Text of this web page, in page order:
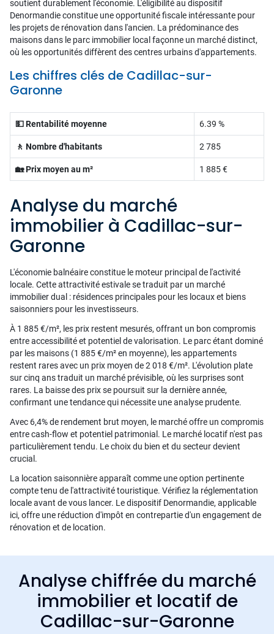
soutient durablement l'économie. L'éligibilité au dispositif
Denormandie constitue une opportunité fiscale intéressante pour
les projets de rénovation dans l'ancien. La prédominance des
maisons dans le parc immobilier local façonne un marché distinct,
où les opportunités diffèrent des centres urbains d'appartements.
Les chiffres clés de Cadillac-sur-
Garonne
💵 Rentabilité moyenne 6.39 %
🚶 Nombre d'habitants 2 785
🏡 Prix moyen au m² 1 885 €
Analyse du marché
immobilier à Cadillac-sur-
Garonne
L'économie balnéaire constitue le moteur principal de l'activité
locale. Cette attractivité estivale se traduit par un marché
immobilier dual : résidences principales pour les locaux et biens
saisonniers pour les investisseurs.
À 1 885 €/m², les prix restent mesurés, offrant un bon compromis
entre accessibilité et potentiel de valorisation. Le parc étant dominé
par les maisons (1 885 €/m² en moyenne), les appartements
restent rares avec un prix moyen de 2 018 €/m². L'évolution plate
sur cinq ans traduit un marché prévisible, où les surprises sont
rares. La baisse des prix se poursuit sur la dernière année,
confirmant une tendance qui nécessite une analyse prudente.
Avec 6,4% de rendement brut moyen, le marché offre un compromis
entre cash-flow et potentiel patrimonial. Le marché locatif n'est pas
particulièrement tendu. Le choix du bien et du secteur devient
crucial.
La location saisonnière apparaît comme une option pertinente
compte tenu de l'attractivité touristique. Vérifiez la réglementation
locale avant de vous lancer. Le dispositif Denormandie, applicable
ici, offre une réduction d'impôt en contrepartie d'un engagement de
rénovation et de location.
Analyse chiffrée du marché
immobilier et locatif de
Cadillac-sur-Garonne